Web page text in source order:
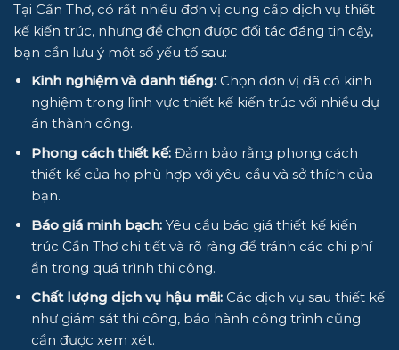
Tại Cần Thơ, có rất nhiều đơn vị cung cấp dịch vụ thiết
kế kiến trúc, nhưng để chọn được đối tác đáng tin cậy,
bạn cần lưu ý một số yếu tố sau:
Kinh nghiệm và danh tiếng:Chọn đơn vị đã có kinh
nghiệm trong lĩnh vực thiết kế kiến trúc với nhiều dự
án thành công.
Phong cách thiết kế:Đảm bảo rằng phong cách
thiết kế của họ phù hợp với yêu cầu và sở thích của
bạn.
Báo giá minh bạch:Yêu cầu báo giá thiết kế kiến
trúc Cần Thơ chi tiết và rõ ràng để tránh các chi phí
ẩn trong quá trình thi công.
Chất lượng dịch vụ hậu mãi:Các dịch vụ sau thiết kế
như giám sát thi công, bảo hành công trình cũng
cần được xem xét.